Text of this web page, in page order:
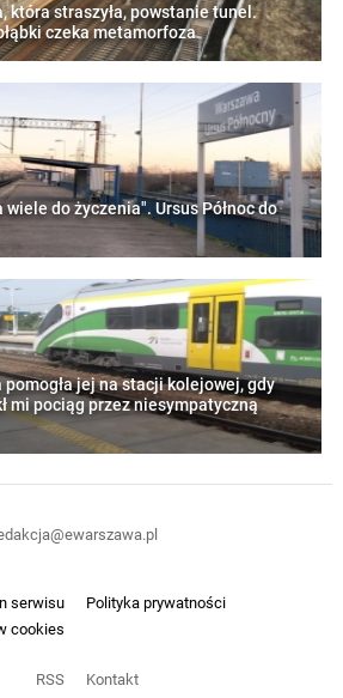
która straszyła, powstanie tunel.
czeka metamorfoza
do życzenia". Ursus Północ do
jej na stacji kolejowej, gdy
mi pociąg przez niesympatyczną
serwisu
Polityka prywatności
cookies
RSS Kontakt